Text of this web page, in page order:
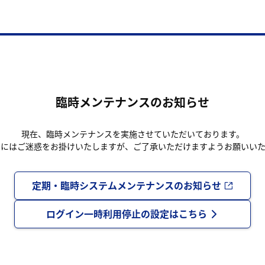
臨時メンテナンスのお知らせ
現在、臨時メンテナンスを実施させていただいております。
はご迷惑をお掛けいたしますが、ご了承いただけますようお願いい
定期・臨時システムメンテナンスのお知らせ
ログイン一時利用停止の設定はこちら